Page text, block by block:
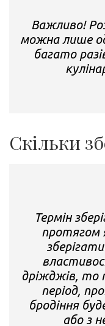
Важливо!
можна лише
багато
Скільки
Термін
протягом
дріжджів, то
період,
бродіння
або з